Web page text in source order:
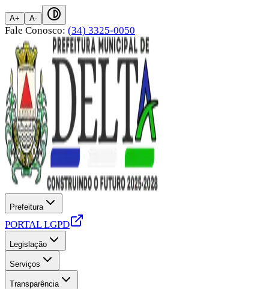
A+ A-
Fale Conosco: (34) 3325-0050
Prefeitura
PORTAL LGPD
Legislação
Serviços
Transparência